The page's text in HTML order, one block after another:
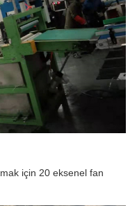
için 20 eksenel fan